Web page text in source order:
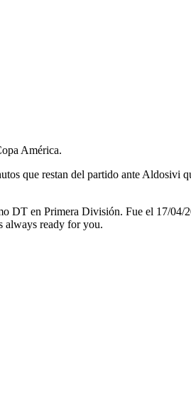
América.
que restan del partido ante Aldosivi
DT en Primera División. Fue el 17/04/
always ready for you.